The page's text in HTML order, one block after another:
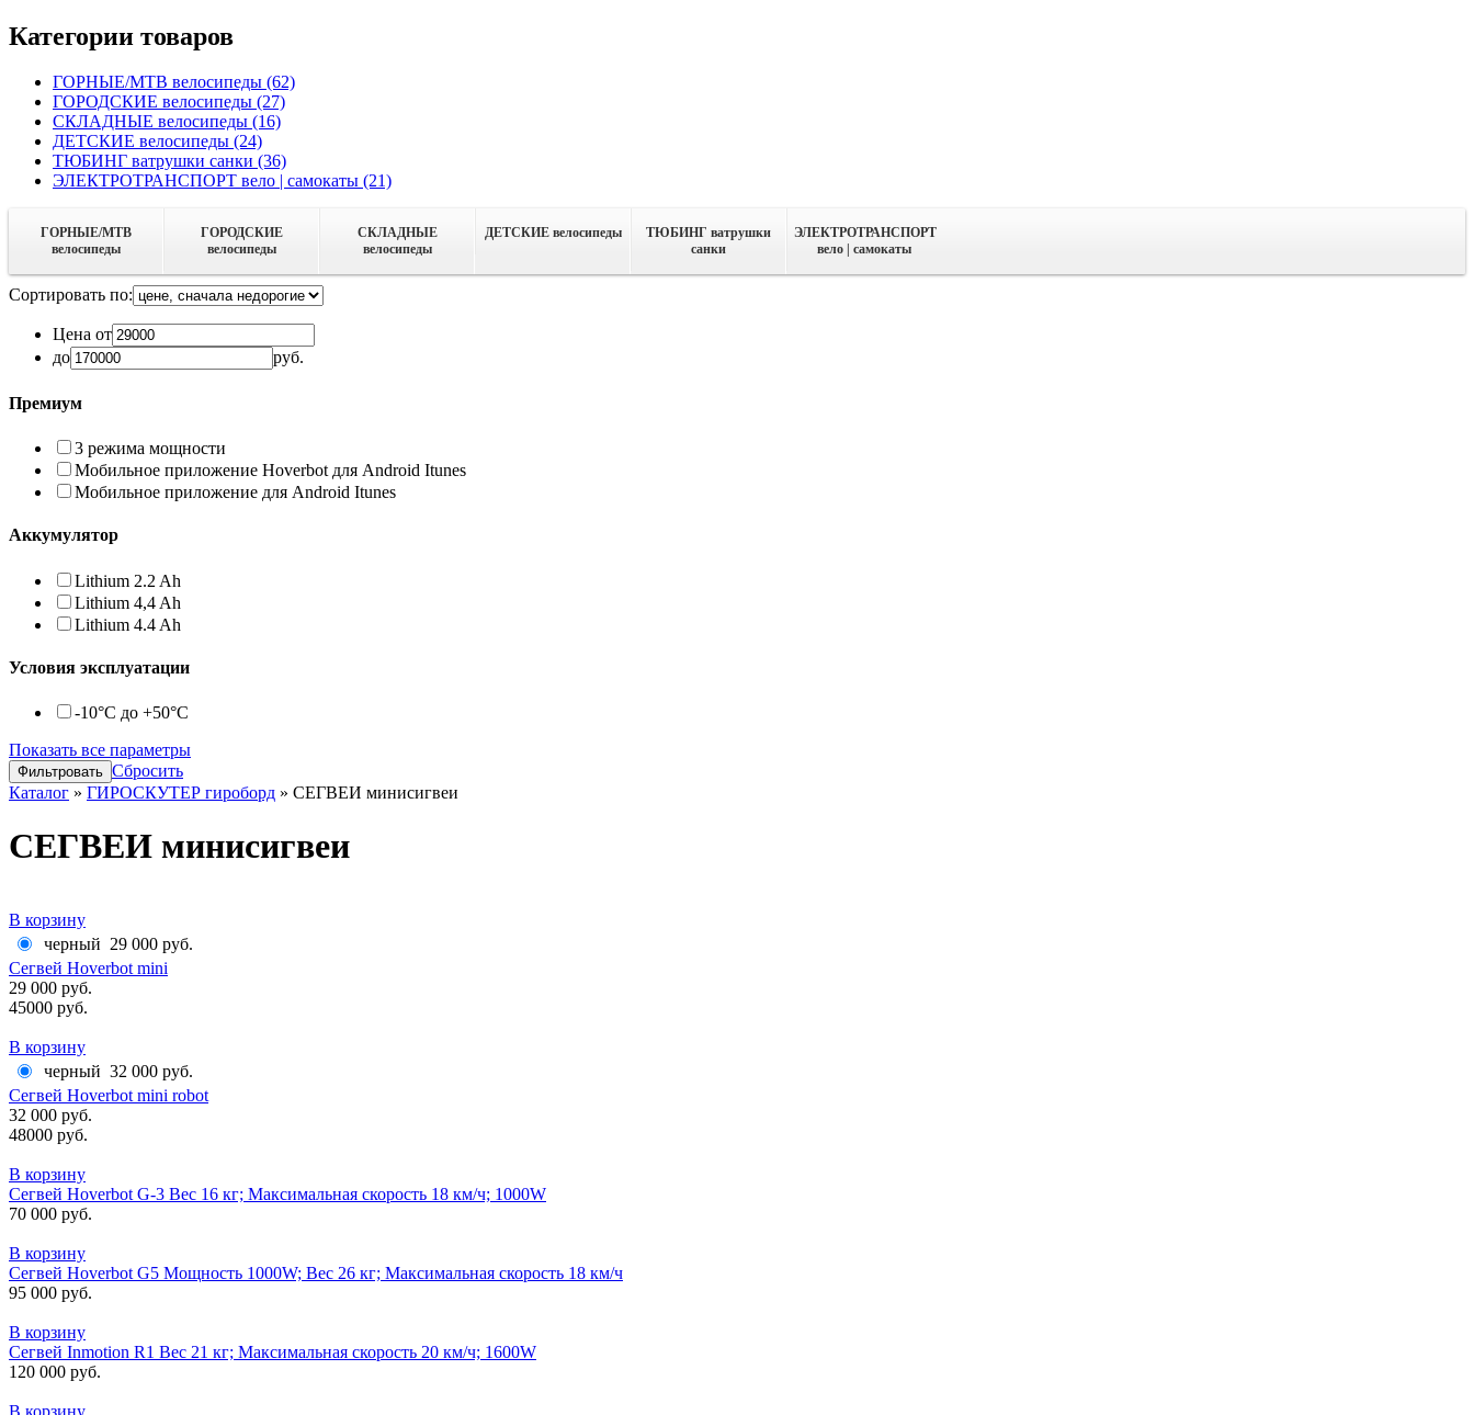
Категории товаров
ГОРНЫЕ/MTB велосипеды (62)
ГОРОДСКИЕ велосипеды (27)
СКЛАДНЫЕ велосипеды (16)
ДЕТСКИЕ велосипеды (24)
ТЮБИНГ ватрушки санки (36)
ЭЛЕКТРОТРАНСПОРТ вело | самокаты (21)
ГОРНЫЕ/MTB
велосипеды
ГОРОДСКИЕ
велосипеды
СКЛАДНЫЕ
велосипеды
ДЕТСКИЕ велосипеды
ТЮБИНГ ватрушки
санки
ЭЛЕКТРОТРАНСПОРТ
вело | самокаты
Сортировать по:
Цена от
до
руб.
Премиум
3 режима мощности
Мобильное приложение Hoverbot для Android Itunes
Мобильное приложение для Android Itunes
Аккумулятор
Lithium 2.2 Ah
Lithium 4,4 Ah
Lithium 4.4 Ah
Условия эксплуатации
-10°C до +50°C
Показать все параметры
Сбросить
Каталог » ГИРОСКУТЕР гироборд » СЕГВЕИ минисигвеи
СЕГВЕИ минисигвеи
В корзину
черный 29 000 руб.
Сегвей Hoverbot mini
29 000 руб.
45000 руб.
В корзину
черный 32 000 руб.
Сегвей Hoverbot mini robot
32 000 руб.
48000 руб.
В корзину
Сегвей Hoverbot G-3 Вес 16 кг; Максимальная скорость 18 км/ч; 1000W
70 000 руб.
В корзину
Сегвей Hoverbot G5 Мощность 1000W; Вес 26 кг; Максимальная скорость 18 км/ч
95 000 руб.
В корзину
Сегвей Inmotion R1 Вес 21 кг; Максимальная скорость 20 км/ч; 1600W
120 000 руб.
В корзину